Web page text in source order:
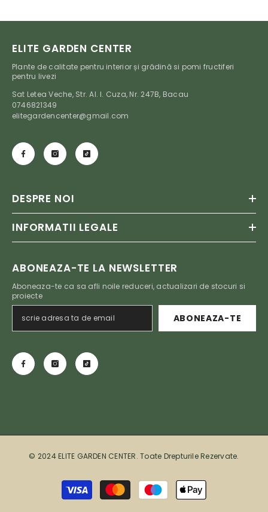
ELITE GARDEN CENTER
Plante de calitate pentru interior și grădină si pomi fructiferi
pentru livezi
Sat Letea Veche, Str. Al. I. Cuza, Nr. 247B, Bacau
0746821349
elitegardencenter@gmail.com
DESPRE NOI
INFORMATII LEGALE
ABONEAZA-TE LA NEWSLETTER
Aboneaza-te ca sa afli noile reduceri, actualizari de stocuri si
proiecte
ABONEAZA-TE
© 2024 ELITE GARDEN CENTER. Toate Drepturile Rezervate.